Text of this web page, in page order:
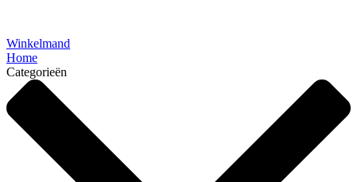
Winkelmand
Home
Categorieën